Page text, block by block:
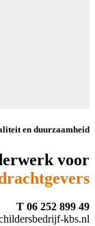
en duurzaamheid
voor
T 06 252 899 49
kbs.nl